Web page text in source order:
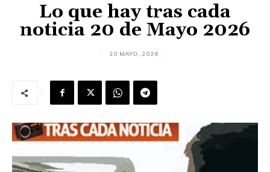
Lo que hay tras cada
noticia 20 de Mayo 2026
20 MAYO, 2026